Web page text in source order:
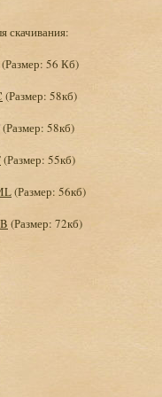
скачивания:
(Размер: 56 Кб)
(Размер: 58кб)
(Размер: 58кб)
(Размер: 55кб)
(Размер: 56кб)
(Размер: 72кб)